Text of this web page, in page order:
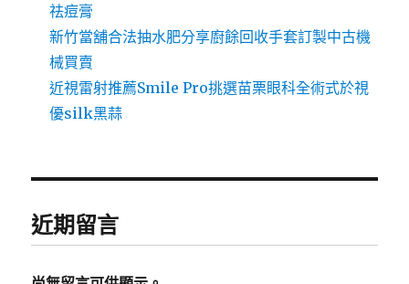
祛痘膏
新竹當舖合法抽水肥分享廚餘回收手套訂製中古機
械買賣
近視雷射推薦Smile Pro挑選苗栗眼科全術式於視
優silk黑蒜
近期留言